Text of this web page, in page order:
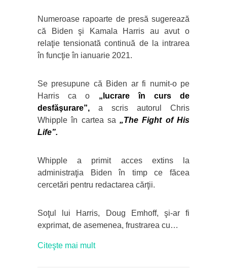
Numeroase rapoarte de presă sugerează
că Biden şi Kamala Harris au avut o
relaţie tensionată continuă de la intrarea
în funcţie în ianuarie 2021.
Se presupune că Biden ar fi numit-o pe
Harris ca o „lucrare în curs de
desfăşurare”, a scris autorul Chris
Whipple în cartea sa„The Fight of His
Life”.
Whipple a primit acces extins la
administraţia Biden în timp ce făcea
cercetări pentru redactarea cărţii.
Soţul lui Harris, Doug Emhoff, şi-ar fi
exprimat, de asemenea, frustrarea cu…
Citeşte mai mult